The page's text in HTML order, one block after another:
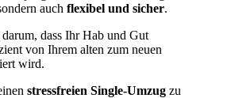
auch flexibel und sicher.
dass Ihr Hab und Gut
von Ihrem alten zum neuen
wird.
stressfreien Single-Umzug zu